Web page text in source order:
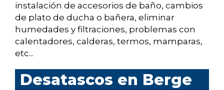
instalación de accesorios de baño, cambios
de plato de ducha o bañera, eliminar
humedades y filtraciones, problemas con
calentadores, calderas, termos, mamparas,
etc...
Desatascos en Berge